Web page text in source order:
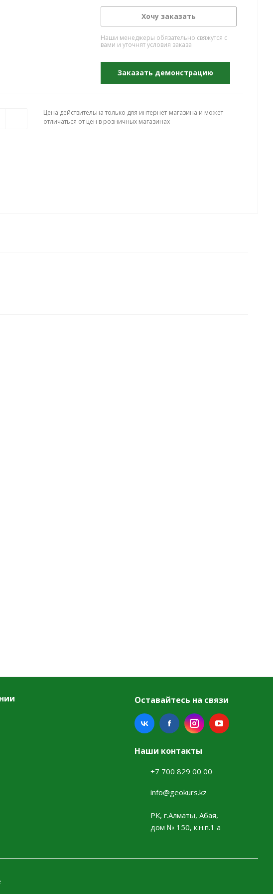
Хочу заказать
Наши менеджеры обязательно свяжутся с
вами и уточнят условия заказа
Заказать демонстрацию
Цена действительна только для интернет-магазина и может
отличаться от цен в розничных магазинах
Оставайтесь на связи
Наши контакты
+7 700 829 00 00
info@geokurs.kz
РК, г.Алматы, Абая,
дом № 150, к.н.п.1 а